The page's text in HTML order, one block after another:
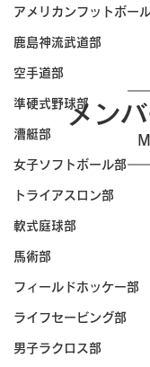
アメリカンフットボー
鹿島神流武道部
空手道部
準硬式野球部
漕艇部
女子ソフトボール部
トライアスロン部
軟式庭球部
馬術部
フィールドホッケー部
ライフセービング部
男子ラクロス部
メン